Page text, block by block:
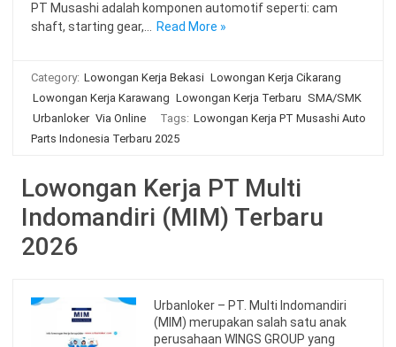
PT Musashi adalah komponen automotif seperti: cam
shaft, starting gear,…
Read More »
Category: Lowongan Kerja Bekasi Lowongan Kerja Cikarang
Lowongan Kerja Karawang Lowongan Kerja Terbaru SMA/SMK
Urbanloker Via Online Tags: Lowongan Kerja PT Musashi Auto
Parts Indonesia Terbaru 2025
Lowongan Kerja PT Multi
Indomandiri (MIM) Terbaru
2026
Urbanloker – PT. Multi Indomandiri
(MIM) merupakan salah satu anak
perusahaan WINGS GROUP yang